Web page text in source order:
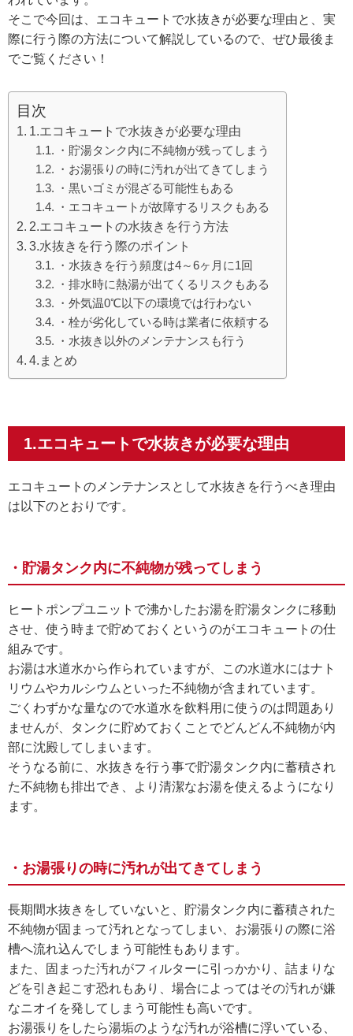
そこで今回は、エコキュートで水抜きが必要な理由と、実
際に行う際の方法について解説しているので、ぜひ最後ま
でご覧ください！
目次
1.エコキュートで水抜きが必要な理由
・貯湯タンク内に不純物が残ってしまう
・お湯張りの時に汚れが出てきてしまう
・黒いゴミが混ざる可能性もある
・エコキュートが故障するリスクもある
2.エコキュートの水抜きを行う方法
3.水抜きを行う際のポイント
・水抜きを行う頻度は4～6ヶ月に1回
・排水時に熱湯が出てくるリスクもある
・外気温0℃以下の環境では行わない
・栓が劣化している時は業者に依頼する
・水抜き以外のメンテナンスも行う
4.まとめ
1.エコキュートで水抜きが必要な理由
エコキュートのメンテナンスとして水抜きを行うべき理由
は以下のとおりです。
・貯湯タンク内に不純物が残ってしまう
ヒートポンプユニットで沸かしたお湯を貯湯タンクに移動
させ、使う時まで貯めておくというのがエコキュートの仕
組みです。
お湯は水道水から作られていますが、この水道水にはナト
リウムやカルシウムといった不純物が含まれています。
ごくわずかな量なので水道水を飲料用に使うのは問題あり
ませんが、タンクに貯めておくことでどんどん不純物が内
部に沈殿してしまいます。
そうなる前に、水抜きを行う事で貯湯タンク内に蓄積され
た不純物も排出でき、より清潔なお湯を使えるようになり
ます。
・お湯張りの時に汚れが出てきてしまう
長期間水抜きをしていないと、貯湯タンク内に蓄積された
不純物が固まって汚れとなってしまい、お湯張りの際に浴
槽へ流れ込んでしまう可能性もあります。
また、固まった汚れがフィルターに引っかかり、詰まりな
どを引き起こす恐れもあり、場合によってはその汚れが嫌
なニオイを発してしまう可能性も高いです。
お湯張りをしたら湯垢のような汚れが浴槽に浮いている、